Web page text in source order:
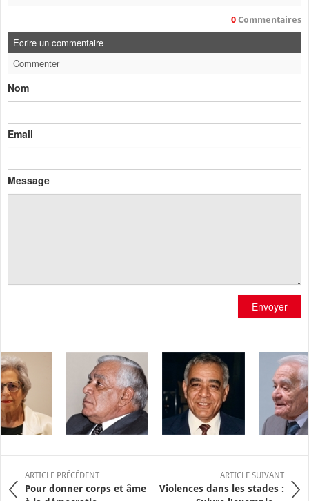
0 Commentaires
Ecrire un commentaire
Commenter
Nom
Email
Message
Envoyer
ARTICLE PRÉCÉDENT
Pour donner corps et âme
ARTICLE SUIVANT
Violences dans les stades :